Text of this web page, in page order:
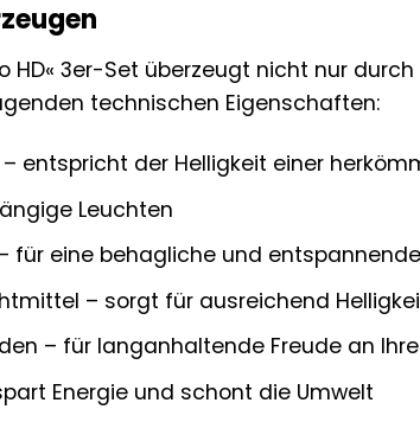
HD« 3er-Set überzeugt nicht nur
technischen Eigenschaften:
entspricht der Helligkeit einer
Leuchten
für eine behagliche und
– sorgt für ausreichend
– für langanhaltende Freude an
Energie und schont die Umwelt